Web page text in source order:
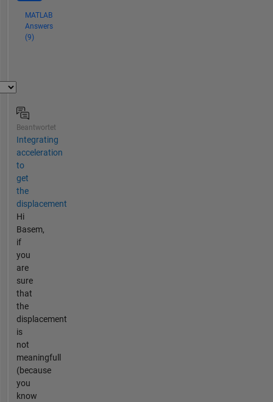
MATLAB
Answers
(9)
Beantwortet
Integrating
acceleration
to
get
the
displacement
Hi
Basem,
if
you
are
sure
that
the
displacement
is
not
meaningfull
(because
you
know